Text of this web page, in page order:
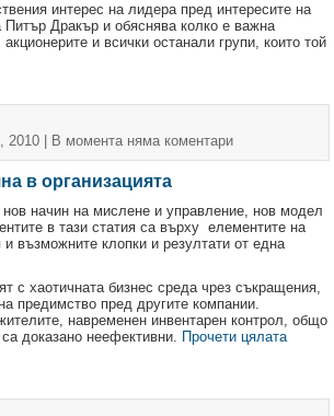
интерес на лидера пред интересите на
Питър Дракър и обяснява колко е важна
и всички останали групи, които той
2010 | В момента няма коментари
в организацията
начин на мислене и управление, нов модел
в тази статия са върху елементите на
възможните клопки и резултати от една
с хаотичната бизнес среда чрез съкращения,
предимство пред другите компании.
навременен инвентарен контрол, общо
доказано неефективни. Прочети цялата